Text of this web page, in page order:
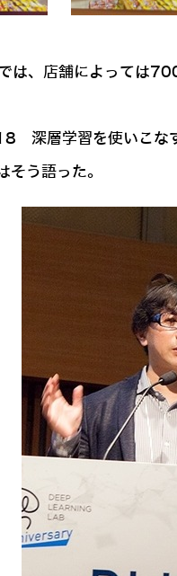
は、店舗によっては
層学習を使いこな
う語った。